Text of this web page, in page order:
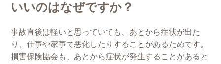
いいのはなぜですか？
事故直後は軽いと思っていても、あとから症状が出た
り、仕事や家事で悪化したりすることがあるためです。
損害保険協会も、あとから症状が発生することがあると